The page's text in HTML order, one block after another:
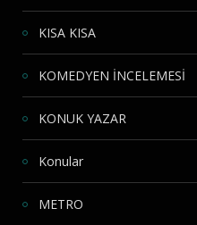
KISA KISA
KOMEDYEN İNCELEMESİ
KONUK YAZAR
Konular
METRO